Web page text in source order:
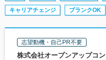
キャリアチェンジ ブランクOK
志望動機・自己PR不要
株式会社オープンアップコ